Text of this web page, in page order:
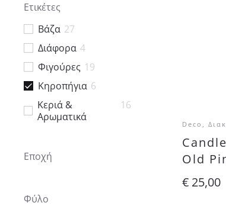
Ετικέτες
Βάζα 27
Διάφορα 4
Φιγούρες 19
Κηροπήγια 6
Kεριά &
Αρωματικά
16
Εποχή
Φύλο
Deco,
Old
€25,00